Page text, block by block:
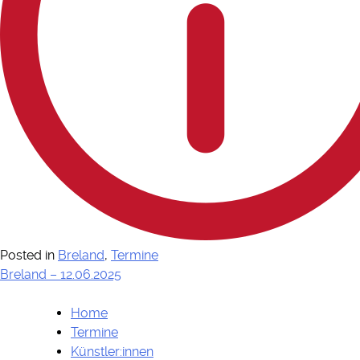
Posted in Breland, Termine
Breland – 12.06.2025
Home
Termine
Künstler:innen